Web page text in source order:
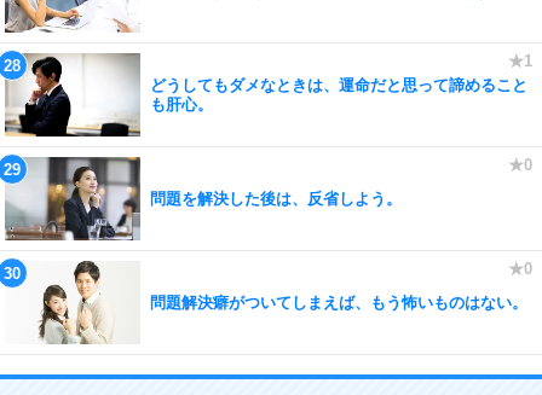
どうしてもダメなときは、運命だと思って諦めること
も肝心。
問題を解決した後は、反省しよう。
問題解決癖がついてしまえば、もう怖いものはない。